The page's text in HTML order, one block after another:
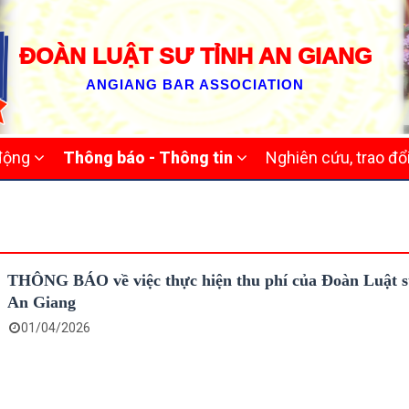
ĐOÀN LUẬT SƯ TỈNH AN GIANG
ANGIANG BAR ASSOCIATION
Thông báo - Thông tin Nghiên cứu, trao
THÔNG BÁO về việc thực hiện thu phí của Đoàn Luật
An Giang
01/04/2026